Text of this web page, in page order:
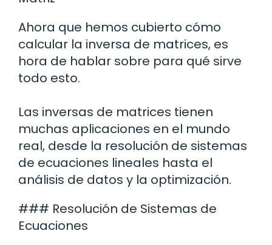
Ahora que hemos cubierto cómo
calcular la inversa de matrices, es
hora de hablar sobre para qué sirve
todo esto.
Las inversas de matrices tienen
muchas aplicaciones en el mundo
real, desde la resolución de sistemas
de ecuaciones lineales hasta el
análisis de datos y la optimización.
### Resolución de Sistemas de
Ecuaciones